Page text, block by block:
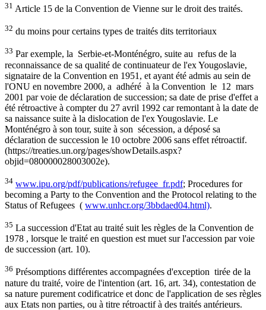
31 Article 15 de la Convention de Vienne sur le droit des traités.
32 du moins pour certains types de traités dits territoriaux
33 Par exemple, la Serbie-et-Monténégro, suite au refus de la
reconnaissance de sa qualité de continuateur de l'ex Yougoslavie,
signataire de la Convention en 1951, et ayant été admis au sein de
l'ONU en novembre 2000, a adhéré à la Convention le 12 mars
2001 par voie de déclaration de succession; sa date de prise d'effet a
été rétroactive à compter du 27 avril 1992 car remontant à la date de
sa naissance suite à la dislocation de l'ex Yougoslavie. Le
Monténégro à son tour, suite à son sécession, a déposé sa
déclaration de succession le 10 octobre 2006 sans effet rétroactif.
(https://treaties.un.org/pages/showDetails.aspx?
objid=080000028003002e).
34 www.ipu.org/pdf/publications/refugee_fr.pdf; Procedures for
becoming a Party to the Convention and the Protocol relating to the
Status of Refugees ( www.unhcr.org/3bbdaed04.html).
35 La succession d'Etat au traité suit les règles de la Convention de
1978 , lorsque le traité en question est muet sur l'accession par voie
de succession (art. 10).
36 Présomptions différentes accompagnées d'exception tirée de la
nature du traité, voire de l'intention (art. 16, art. 34), contestation de
sa nature purement codificatrice et donc de l'application de ses règles
aux Etats non parties, ou à titre rétroactif à des traités antérieurs.